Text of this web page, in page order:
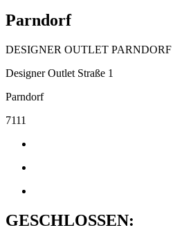
Parndorf
DESIGNER OUTLET PARNDORF
Designer Outlet Straße 1
Parndorf
7111
GESCHLOSSEN: